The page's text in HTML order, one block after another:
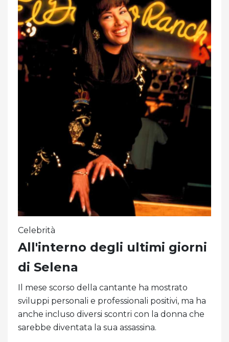
Celebrità
All'interno degli ultimi giorni
di Selena
Il mese scorso della cantante ha mostrato
sviluppi personali e professionali positivi, ma ha
anche incluso diversi scontri con la donna che
sarebbe diventata la sua assassina.